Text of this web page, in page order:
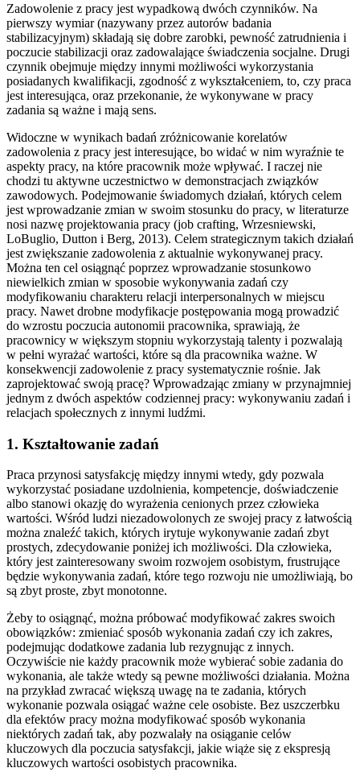
Zadowolenie z pracy jest wypadkową dwóch czynników. Na
pierwszy wymiar (nazywany przez autorów badania
stabilizacyjnym) składają się dobre zarobki, pewność zatrudnienia i
poczucie stabilizacji oraz zadowalające świadczenia socjalne. Drugi
czynnik obejmuje między innymi możliwości wykorzystania
posiadanych kwalifikacji, zgodność z wykształceniem, to, czy praca
jest interesująca, oraz przekonanie, że wykonywane w pracy
zadania są ważne i mają sens.
Widoczne w wynikach badań zróżnicowanie korelatów
zadowolenia z pracy jest interesujące, bo widać w nim wyraźnie te
aspekty pracy, na które pracownik może wpływać. I raczej nie
chodzi tu aktywne uczestnictwo w demonstracjach związków
zawodowych. Podejmowanie świadomych działań, których celem
jest wprowadzanie zmian w swoim stosunku do pracy, w literaturze
nosi nazwę projektowania pracy (job crafting, Wrzesniewski,
LoBuglio, Dutton i Berg, 2013). Celem strategicznym takich działań
jest zwiększanie zadowolenia z aktualnie wykonywanej pracy.
Można ten cel osiągnąć poprzez wprowadzanie stosunkowo
niewielkich zmian w sposobie wykonywania zadań czy
modyfikowaniu charakteru relacji interpersonalnych w miejscu
pracy. Nawet drobne modyfikacje postępowania mogą prowadzić
do wzrostu poczucia autonomii pracownika, sprawiają, że
pracownicy w większym stopniu wykorzystają talenty i pozwalają
w pełni wyrażać wartości, które są dla pracownika ważne. W
konsekwencji zadowolenie z pracy systematycznie rośnie. Jak
zaprojektować swoją pracę? Wprowadzając zmiany w przynajmniej
jednym z dwóch aspektów codziennej pracy: wykonywaniu zadań i
relacjach społecznych z innymi ludźmi.
1. Kształtowanie zadań
Praca przynosi satysfakcję między innymi wtedy, gdy pozwala
wykorzystać posiadane uzdolnienia, kompetencje, doświadczenie
albo stanowi okazję do wyrażenia cenionych przez człowieka
wartości. Wśród ludzi niezadowolonych ze swojej pracy z łatwością
można znaleźć takich, których irytuje wykonywanie zadań zbyt
prostych, zdecydowanie poniżej ich możliwości. Dla człowieka,
który jest zainteresowany swoim rozwojem osobistym, frustrujące
będzie wykonywania zadań, które tego rozwoju nie umożliwiają, bo
są zbyt proste, zbyt monotonne.
Żeby to osiągnąć, można próbować modyfikować zakres swoich
obowiązków: zmieniać sposób wykonania zadań czy ich zakres,
podejmując dodatkowe zadania lub rezygnując z innych.
Oczywiście nie każdy pracownik może wybierać sobie zadania do
wykonania, ale także wtedy są pewne możliwości działania. Można
na przykład zwracać większą uwagę na te zadania, których
wykonanie pozwala osiągać ważne cele osobiste. Bez uszczerbku
dla efektów pracy można modyfikować sposób wykonania
niektórych zadań tak, aby pozwalały na osiąganie celów
kluczowych dla poczucia satysfakcji, jakie wiąże się z ekspresją
kluczowych wartości osobistych pracownika.